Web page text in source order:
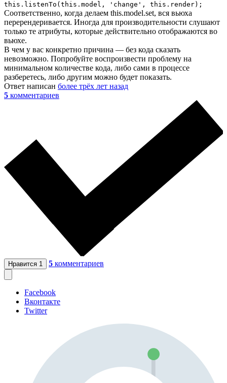
this.listenTo(this.model, 'change', this.render);
Соответственно, когда делаем this.model.set, вся вьюха
перерендеривается. Иногда для производительности слушают
только те атрибуты, которые действительно отображаются во
вьюхе.
В чем у вас конкретно причина — без кода сказать
невозможно. Попробуйте воспроизвести проблему на
минимальном количестве кода, либо сами в процессе
разберетесь, либо другим можно будет показать.
Ответ написан более трёх лет назад
5 комментариев
Нравится 1 5 комментариев
Facebook
Вконтакте
Twitter